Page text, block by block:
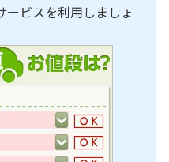
ービスを利用しましょ